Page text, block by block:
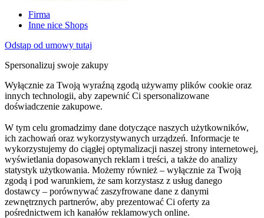
Firma
Inne nice Shops
Odstąp od umowy tutaj
Spersonalizuj swoje zakupy
Wyłącznie za Twoją wyraźną zgodą używamy plików cookie oraz
innych technologii, aby zapewnić Ci spersonalizowane
doświadczenie zakupowe.
W tym celu gromadzimy dane dotyczące naszych użytkowników,
ich zachowań oraz wykorzystywanych urządzeń. Informacje te
wykorzystujemy do ciągłej optymalizacji naszej strony internetowej,
wyświetlania dopasowanych reklam i treści, a także do analizy
statystyk użytkowania. Możemy również – wyłącznie za Twoją
zgodą i pod warunkiem, że sam korzystasz z usług danego
dostawcy – porównywać zaszyfrowane dane z danymi
zewnętrznych partnerów, aby prezentować Ci oferty za
pośrednictwem ich kanałów reklamowych online.